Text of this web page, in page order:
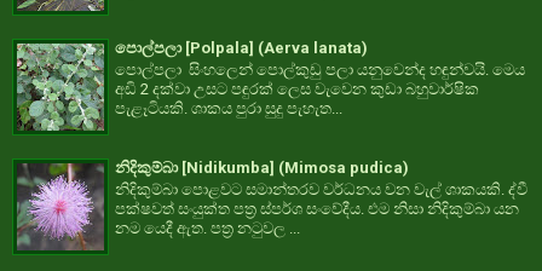
පොල්පලා [Polpala] (Aerva lanata)
පොල්පලා සිංහලෙන් පොල්කුඩු පලා යනුවෙන්ද හඳුන්වයි. මෙය
අඩි 2 දක්වා උසට පඳුරක් ලෙස වැවෙන කුඩා බහුවාර්ෂික
පැළෑටියකි. ශාකය පුරා සුදු පැහැත...
නිදිකුම්බා [Nidikumba] (Mimosa pudica)
නිදිකුම්බා පොළවට සමාන්තරව වර්ධනය වන වැල් ශාකයකි. ද්වී
පක්ෂවත් සංයුක්ත පත්‍ර ස්පර්ශ සංවේදීය. එම නිසා නිදිකුම්බා යන
නම යෙදී ඇත. පත්‍ර නටුවල ...